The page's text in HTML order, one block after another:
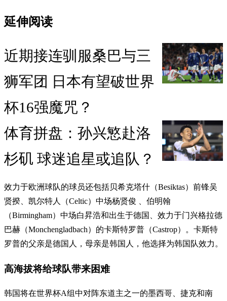
延伸阅读
近期接连驯服桑巴与三
狮军团 日本有望破世界
杯16强魔咒？
体育拼盘：孙兴慜赴洛
杉矶 球迷追星或追队？
效力于欧洲球队的球员还包括贝希克塔什（Besiktas）前锋吴
贤揆、凯尔特人（Celtic）中场杨贤俊 、伯明翰
（Birmingham）中场白昇浩和出生于德国、效力于门兴格拉德
巴赫（Monchengladbach）的卡斯特罗普（Castrop）。卡斯特
罗普的父亲是德国人，母亲是韩国人，他选择为韩国队效力。
高海拔将给球队带来困难
韩国将在世界杯A组中对阵东道主之一的墨西哥、捷克和南